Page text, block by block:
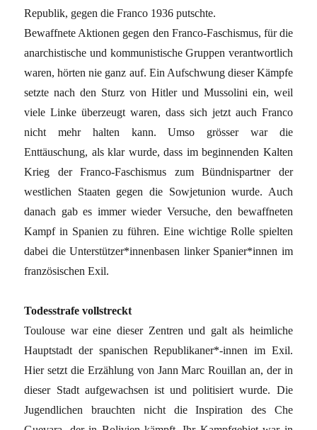
Republik, gegen die Franco 1936 putschte.
Bewaffnete Aktionen gegen den Franco-Faschismus, für die
anarchistische und kommunistische Gruppen verantwortlich
waren, hörten nie ganz auf. Ein Aufschwung dieser Kämpfe
setzte nach den Sturz von Hitler und Mussolini ein, weil
viele Linke überzeugt waren, dass sich jetzt auch Franco
nicht mehr halten kann. Umso grösser war die
Enttäuschung, als klar wurde, dass im beginnenden Kalten
Krieg der Franco-Faschismus zum Bündnispartner der
westlichen Staaten gegen die Sowjetunion wurde. Auch
danach gab es immer wieder Versuche, den bewaffneten
Kampf in Spanien zu führen. Eine wichtige Rolle spielten
dabei die Unterstützer*innenbasen linker Spanier*innen im
französischen Exil.
Todesstrafe vollstreckt
Toulouse war eine dieser Zentren und galt als heimliche
Hauptstadt der spanischen Republikaner*-innen im Exil.
Hier setzt die Erzählung von Jann Marc Rouillan an, der in
dieser Stadt aufgewachsen ist und politisiert wurde. Die
Jugendlichen brauchten nicht die Inspiration des Che